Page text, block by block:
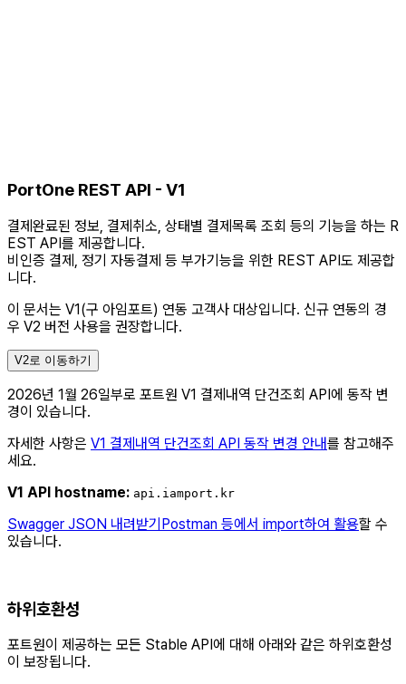
PortOne REST API - V1
결제완료된 정보, 결제취소, 상태별 결제목록 조회 등의 기능을 하는 R
EST API를 제공합니다.
비인증 결제, 정기 자동결제 등 부가기능을 위한 REST API도 제공합
니다.
이 문서는 V1(구 아임포트) 연동 고객사 대상입니다. 신규 연동의 경
우 V2 버전 사용을 권장합니다.
V2로 이동하기
2026년 1월 26일부로 포트원 V1 결제내역 단건조회 API에 동작 변
경이 있습니다.
자세한 사항은 V1 결제내역 단건조회 API 동작 변경 안내를 참고해주
세요.
V1 API hostname: api.iamport.kr
Swagger JSON 내려받기Postman 등에서 import하여 활용할 수
있습니다.
하위호환성
포트원이 제공하는 모든 Stable API에 대해 아래와 같은 하위호환성
이 보장됩니다.